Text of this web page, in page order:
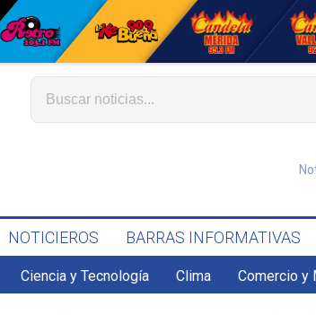
NOTICIEROS BARRAS INFORMATIVAS
Ciencia y Tecnología Clima Comercio y